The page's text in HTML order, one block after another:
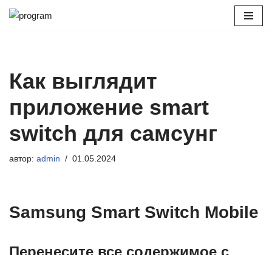
Как выглядит
приложение smart
switch для самсунг
автор: admin 01.05.2024
Samsung Smart Switch Mobile
Перенесите все содержимое с